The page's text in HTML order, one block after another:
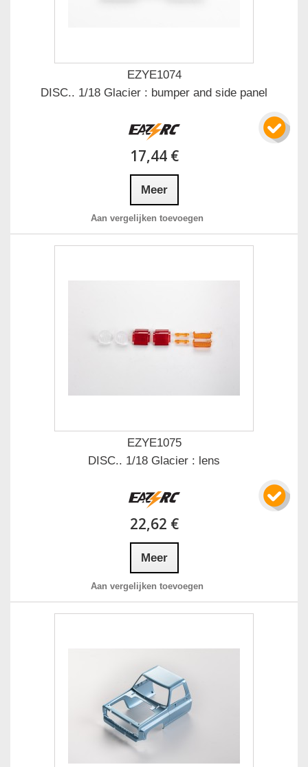
EZYE1074
DISC.. 1/18 Glacier : bumper and side panel
17,44 €
Meer
Aan vergelijken toevoegen
EZYE1075
DISC.. 1/18 Glacier : lens
22,62 €
Meer
Aan vergelijken toevoegen